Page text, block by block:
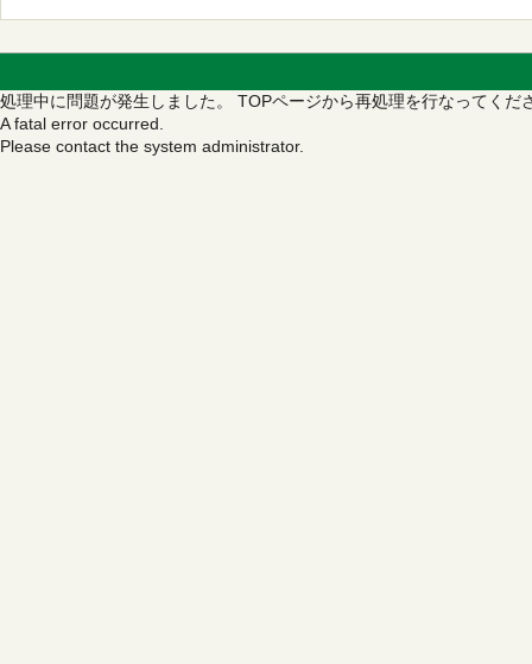
処理中に問題が発生しました。 TOPページから再処理を行なってくだ
A fatal error occurred.
Please contact the system administrator.